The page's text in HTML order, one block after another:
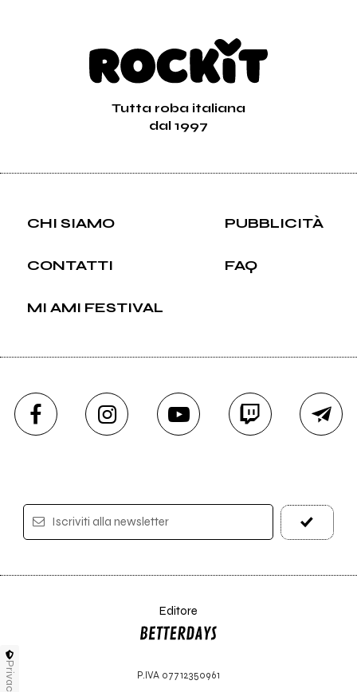
Tutta roba italiana
dal 1997
CHI SIAMO PUBBLICITÀ
CONTATTI FAQ
MI AMI FESTIVAL
Iscriviti alla newsletter
Editore
P.IVA 07712350961
Privacy